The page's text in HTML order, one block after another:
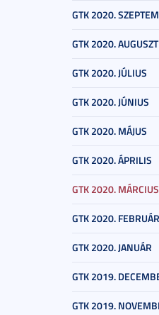
GTK 2020.
GTK 2020.
GTK 2020. JÚLIUS
GTK 2020. JÚNIUS
GTK 2020. MÁJUS
GTK 2020. ÁPRILIS
GTK 2020. MÁRCIUS
GTK 2020. FEBRUÁR
GTK 2020. JANUÁR
GTK 2019.
GTK 2019.